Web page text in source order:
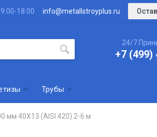
18:00 info@metallstroyplus.ru
24/7
+7 (499)
Трубы
мм 40Х13 (AISI 420) 2-6 м